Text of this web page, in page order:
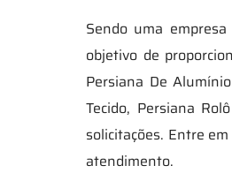
Sendo uma
objetivo de
Persiana De
Tecido, Persiana
solicitações. Entre
atendimento.